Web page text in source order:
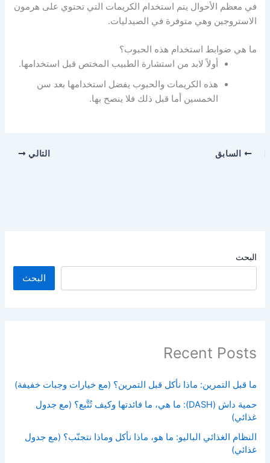
البحث
البحث
Recent Posts
ما قبل التمرين: ماذا نأكل قبل التمرين؟ (مع خيارات وجبات خفيفة)
حمية داش (DASH): ما هي، ما فائدتها وكيف تُتَّبع؟ (مع جدول
غذائي)
النظام الغذائي الباليو: ما هو، ماذا نأكل وماذا نتجنّب؟ (مع جدول
غذائي)
في معظم الأحوال يتم استخدام الكريمات التي تحتوي على هرمون
الاستروجين وهي متوفرة في الصيدليات.
ما هي ضوابط استخدام هذه الحبوب؟
أولاً لابد من استشارة الطبيب المختص قبل استخدامها.
هذه الكريمات والحبوب يفضل استخدامها بعد سن
الخمسين أما قبل ذلك فلا ينصح بها.
السابق التالي